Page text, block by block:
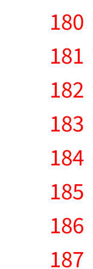
180
181
182
183
184
185
186
187